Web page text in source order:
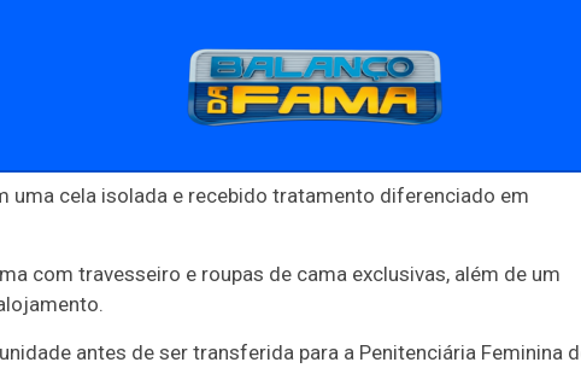
uma cela isolada e recebido tratamento diferenciado em
com travesseiro e roupas de cama exclusivas, além de um
antes de ser transferida para a Penitenciária Feminina